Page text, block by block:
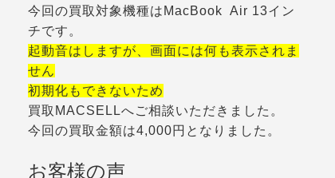
今回の買取対象機種はMacBook Air 13イン
チです。
起動音はしますが、画面には何も表示されま
せん
初期化もできないため
買取MACSELLへご相談いただきました。
今回の買取金額は4,000円となりました。
お客様の声